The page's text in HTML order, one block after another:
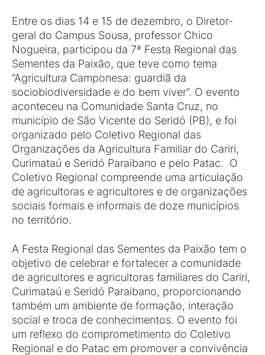
Entre os dias 14 e 15 de dezembro, o Diretor-
geral do Campus Sousa, professor Chico
Nogueira, participou da 7ª Festa Regional das
Sementes da Paixão, que teve como tema
“Agricultura Camponesa: guardiã da
sociobiodiversidade e do bem viver”. O evento
aconteceu na Comunidade Santa Cruz, no
município de São Vicente do Seridó (PB), e foi
organizado pelo Coletivo Regional das
Organizações da Agricultura Familiar do Cariri,
Curimataú e Seridó Paraibano e pelo Patac. O
Coletivo Regional compreende uma articulação
de agricultoras e agricultores e de organizações
sociais formais e informais de doze municípios
no território.
A Festa Regional das Sementes da Paixão tem o
objetivo de celebrar e fortalecer a comunidade
de agricultores e agricultoras familiares do Cariri,
Curimataú e Seridó Paraibano, proporcionando
também um ambiente de formação, interação
social e troca de conhecimentos. O evento foi
um reflexo do comprometimento do Coletivo
Regional e do Patac em promover a convivência